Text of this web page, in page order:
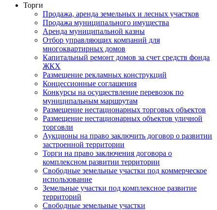
Торги
Продажа, аренда земельных и лесных участков
Продажа муниципального имущества
Аренда муниципальной казны
Отбор управляющих компаний для
многоквартирных домов
Капитальный ремонт домов за счет средств фонда
ЖКХ
Размещение рекламных конструкций
Концессионные соглашения
Конкурсы на осуществление перевозок по
муниципальным маршрутам
Размещение нестационарных торговых объектов
Размещение нестационарных объектов уличной
торговли
Аукционы на право заключить договор о развитии
застроенной территории
Торги на право заключения договора о
комплексном развитии территории
Свободные земельные участки под коммерческое
использование
Земельные участки под комплексное развитие
территорий
Свободные земельные участки